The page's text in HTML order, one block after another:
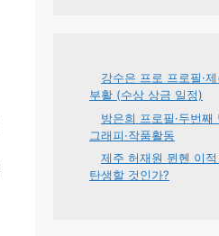
강수은 프로 프로필·
부활 (수상 상금 일정)
방은희 프로필·두번
그래피·작품활동
제주 허재원 뮌헨 이
탄생할 것인가?